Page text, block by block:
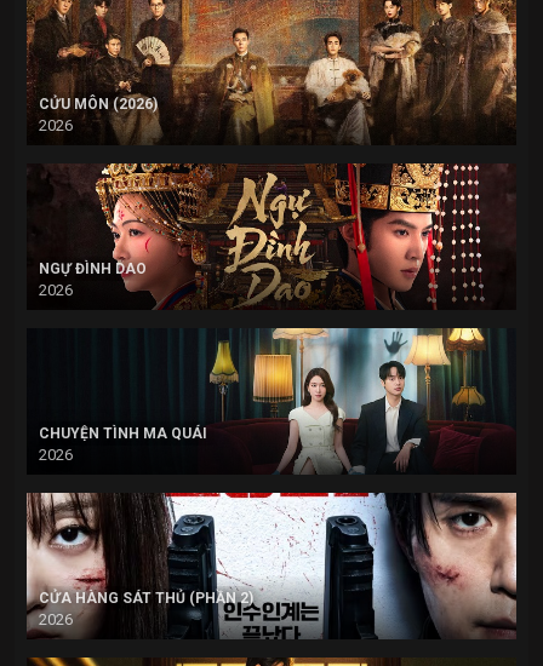
CỬU MÔN (2026)
2026
NGỰ ĐÌNH DAO
2026
CHUYỆN TÌNH MA QUÁI
2026
CỬA HÀNG SÁT THỦ (PHẦN 2)
2026